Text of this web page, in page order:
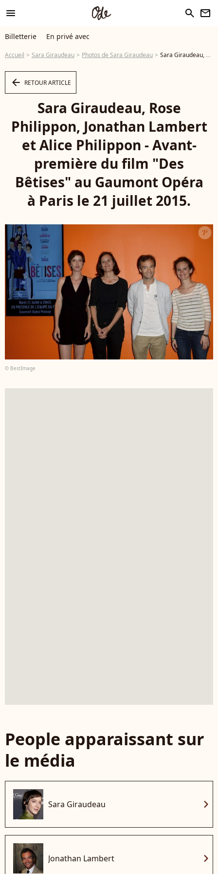
menu search newsletter
Billetterie En privé avec
Accueil Sara Giraudeau Photos de Sara Giraudeau Sara Giraudeau, Rose Philippon, Jonathan Lambert et Alice Philippon - Avant-première du film "Des Bêtises" au Gaumont Opéra à Paris le 21 juillet 2015. - Photo
arrow_left RETOUR ARTICLE
Sara Giraudeau, Rose
Philippon, Jonathan Lambert
et Alice Philippon - Avant-
première du film "Des
Bêtises" au Gaumont Opéra
à Paris le 21 juillet 2015.
© BestImage
People apparaissant sur
le média
Sara Giraudeau chevron_right
Jonathan Lambert chevron_right